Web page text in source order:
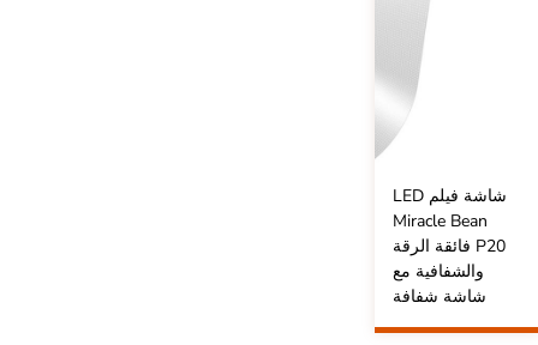
شاشة فيلم LED
Miracle Bean
P20 فائقة الرقة
والشفافية مع
شاشة شفافة